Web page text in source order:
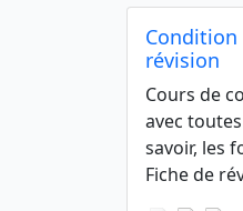
Condition
révision
Cours de
avec
savoir, les
Fiche de